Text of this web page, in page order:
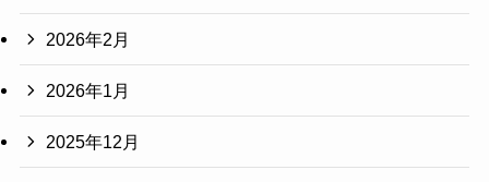
2026年2月
2026年1月
2025年12月